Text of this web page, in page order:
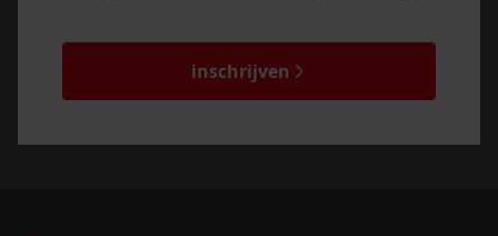
inschrijven